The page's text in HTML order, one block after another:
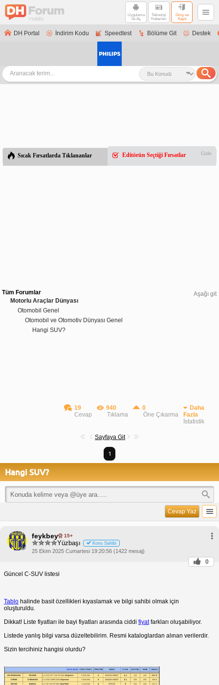
Uygulama
ile Aç
Teknoloji
Haberleri
Giriş ve
Kayıt
DH Portal İndirim Kodu Speedtest Bölüme Git Destek
Sıcak Fırsatlarda Tıklananlar Editörün Seçtiği Fırsatlar Gizle
Aşağı git
Tüm Forumlar
Motorlu Araçlar Dünyası
Otomobil Genel
Otomobil ve Otomotiv Dünyası Genel
Hangi SUV?
19
Cevap
940
Tıklama
0
Öne Çıkarma
Daha
Fazla
İstatistik
Sayfaya Git
1
Hangi SUV?
Cevap Yaz
feykbey 15+
Yüzbaşı Konu Sahibi
25 Ekim 2025 Cumartesi 19:20:56 (1422 mesaj)
0
Güncel C-SUV listesi
Tablo halinde basit özellikleri kıyaslamak ve bilgi sahibi olmak için
oluşturuldu.
Dikkat! Liste fiyatları ile bayi fiyatları arasında ciddi fiyatfarkları oluşabiliyor.
Listede yanlış bilgi varsa düzeltebilirim. Resmi kataloglardan alınan verilerdir.
Sizin tercihiniz hangisi olurdu?